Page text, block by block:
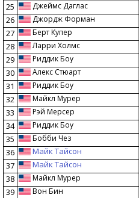
25 Джеймс Даглас
26 Джордж Форман
27 Берт Купер
28 Ларри Холмс
29 Риддик Боу
30 Алекс Стюарт
31 Риддик Боу
32 Майкл Мурер
33 Рэй Мерсер
34 Риддик Боу
35 Бобби Чез
36 Майк Тайсон
37 Майк Тайсон
38 Майкл Мурер
39 Вон Бин